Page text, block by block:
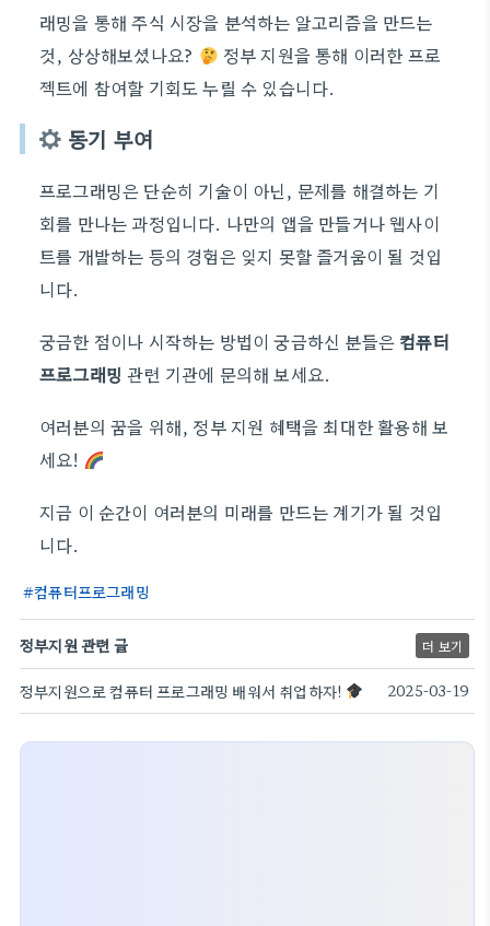
래밍을 통해 주식 시장을 분석하는 알고리즘을 만드는
것, 상상해보셨나요?
정부 지원을 통해 이러한 프로
젝트에 참여할 기회도 누릴 수 있습니다.
동기 부여
프로그래밍은 단순히 기술이 아닌, 문제를 해결하는 기
회를 만나는 과정입니다. 나만의 앱을 만들거나 웹사이
트를 개발하는 등의 경험은 잊지 못할 즐거움이 될 것입
니다.
궁금한 점이나 시작하는 방법이 궁금하신 분들은 컴퓨터
프로그래밍 관련 기관에 문의해 보세요.
여러분의 꿈을 위해, 정부 지원 혜택을 최대한 활용해 보
세요!
지금 이 순간이 여러분의 미래를 만드는 계기가 될 것입
니다.
컴퓨터프로그래밍
정부지원 관련 글 더 보기
정부지원으로 컴퓨터 프로그래밍 배워서 취업하자! 2025-03-19